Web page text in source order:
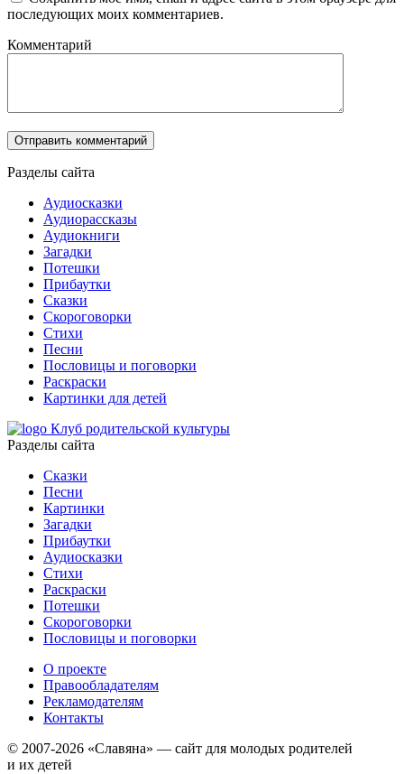
последующих моих комментариев.
Комментарий
Разделы сайта
Аудиосказки
Аудиорассказы
Аудиокниги
Загадки
Потешки
Прибаутки
Сказки
Скороговорки
Стихи
Песни
Пословицы и поговорки
Раскраски
Картинки для детей
Клуб родительской культуры
Разделы сайта
Сказки
Песни
Картинки
Загадки
Прибаутки
Аудиосказки
Стихи
Раскраски
Потешки
Скороговорки
Пословицы и поговорки
О проекте
Правообладателям
Рекламодателям
Контакты
© 2007-2026 «Славяна» — сайт для молодых родителей
и их детей